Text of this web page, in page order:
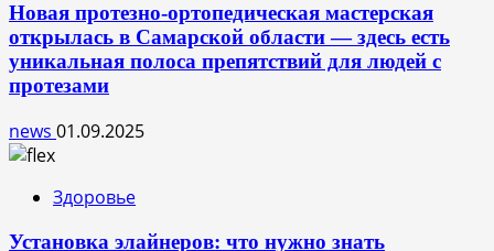
Новая протезно-ортопедическая мастерская
открылась в Самарской области — здесь есть
уникальная полоса препятствий для людей с
протезами
news 01.09.2025
Здоровье
Установка элайнеров: что нужно знать